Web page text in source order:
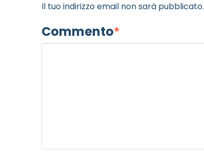
Il tuo indirizzo email non sarà pubblicato.
Commento*